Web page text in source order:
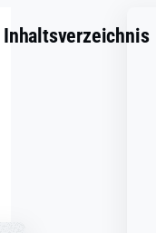
Inhaltsverzeichnis